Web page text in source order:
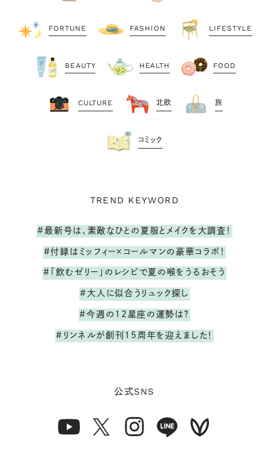
FORTUNE FASHION LIFESTYLE
BEAUTY HEALTH FOOD
CULTURE 北欧 旅
コミック
TREND KEYWORD
#最新号は、素敵なひとの夏服とメイクを大調査！
#付録はミッフィー×コールマンの豪華コラボ！
#「飲むゼリー」のレシピで夏の喉をうるおそう
#大人に似合うリュック探し
#今週の12星座の運勢は？
#リンネルが創刊15周年を迎えました！
公式SNS